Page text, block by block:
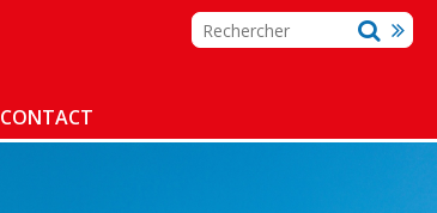
CONTACT